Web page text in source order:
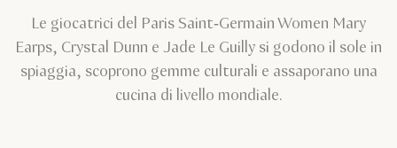
Le giocatrici del Paris Saint‑Germain Women Mary
Earps, Crystal Dunn e Jade Le Guilly si godono il sole in
spiaggia, scoprono gemme culturali e assaporano una
cucina di livello mondiale.